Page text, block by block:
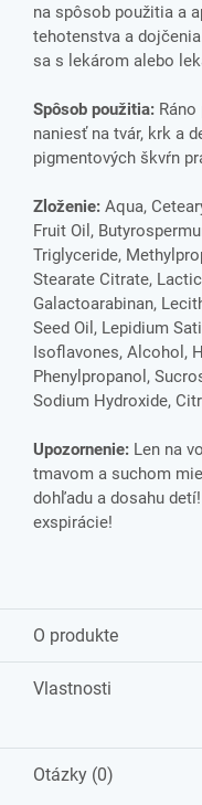
na spôsob použitia a
tehotenstva a
sa s lekárom alebo
Spôsob použitia:
naniesť na tvár, krk a
pigmentových škvŕn
Zloženie: Aqua,
Fruit Oil,
Triglyceride,
Stearate Citrate,
Galactoarabinan,
Seed Oil, Lepidium
Isoflavones, Alcohol,
Phenylpropanol,
Sodium Hydroxide,
Upozornenie: Len na
tmavom a suchom
dohľadu a dosahu
exspirácie!
O produkte
Vlastnosti
Otázky (0)